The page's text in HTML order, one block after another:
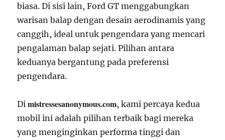
biasa. Di sisi lain, Ford GT menggabungkan
warisan balap dengan desain aerodinamis yang
canggih, ideal untuk pengendara yang mencari
pengalaman balap sejati. Pilihan antara
keduanya bergantung pada preferensi
pengendara.
Dimistressesanonymous.com, kami percaya kedua
mobil ini adalah pilihan terbaik bagi mereka
yang menginginkan performa tinggi dan